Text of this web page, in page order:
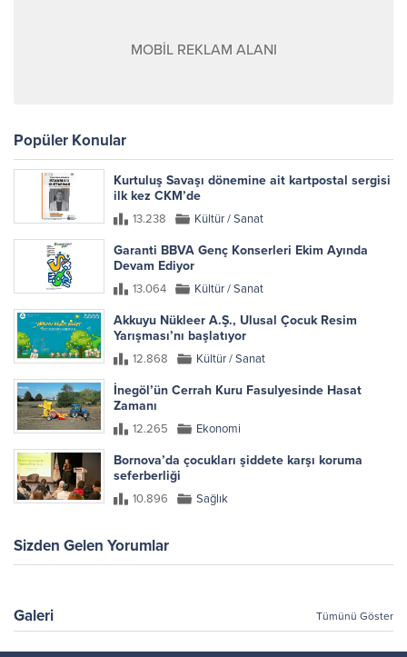
MOBİL REKLAM ALANI
Popüler Konular
Kurtuluş Savaşı dönemine ait kartpostal sergisi
ilk kez CKM’de
13.238 Kültür / Sanat
Garanti BBVA Genç Konserleri Ekim Ayında
Devam Ediyor
13.064 Kültür / Sanat
Akkuyu Nükleer A.Ş., Ulusal Çocuk Resim
Yarışması’nı başlatıyor
12.868 Kültür / Sanat
İnegöl’ün Cerrah Kuru Fasulyesinde Hasat
Zamanı
12.265 Ekonomi
Bornova’da çocukları şiddete karşı koruma
seferberliği
10.896 Sağlık
Sizden Gelen Yorumlar
Galeri Tümünü Göster